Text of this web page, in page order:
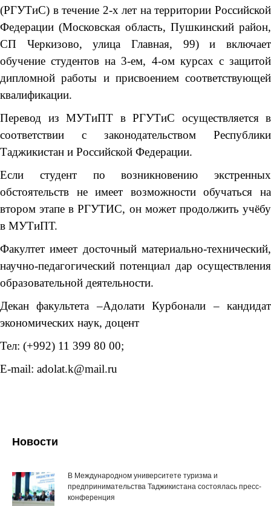
(РГУТиС) в течение 2-х лет на территории Российской
Федерации (Московская область, Пушкинский район,
СП Черкизово, улица Главная, 99) и включает
обучение студентов на 3-ем, 4-ом курсах с защитой
дипломной работы и присвоением соответствующей
квалификации.
Перевод из МУТиПТ в РГУТиС осуществляется в
соответствии с законодательством Республики
Таджикистан и Российской Федерации.
Если студент по возникновению экстренных
обстоятельств не имеет возможности обучаться на
втором этапе в РГУТИС, он может продолжить учёбу
в МУТиПТ.
Факултет имеет досточный материально-технический,
научно-педагогический потенциал дар осуществления
образовательной деятельности.
Декан факультета –Адолати Курбонали – кандидат
экономических наук, доцент
Тел: (+992) 11 399 80 00;
E-mail: adolat.k@mail.ru
Новости
В Международном университете туризма и
предпринимательства Таджикистана состоялась пресс-
конференция